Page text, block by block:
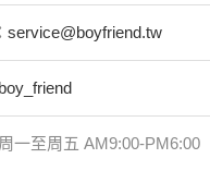
service@boyfriend.tw
周一至周五 AM9:00-PM6:00